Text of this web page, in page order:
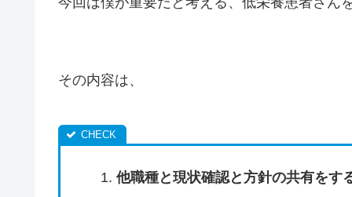
その内容は、
他職種と現状確認と方針の共有をす